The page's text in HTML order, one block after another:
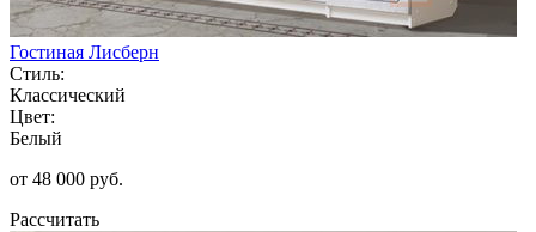
Гостиная Лисберн
Стиль:
Классический
Цвет:
Белый
от 48 000 руб.
Рассчитать